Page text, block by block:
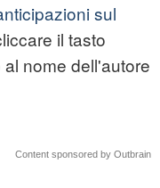
sul
il tasto
nome dell'autore
Content sponsored by Outbrain